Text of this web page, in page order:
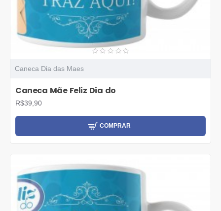
Caneca Dia das Maes
Caneca Mãe Feliz Dia do
R$39,90
COMPRAR